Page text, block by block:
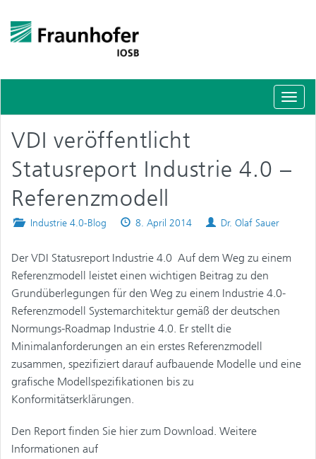
VDI veröffentlicht
Statusreport Industrie 4.0 –
Referenzmodell
Posted
Industrie 4.0-Blog
Published
8. April 2014 Authors
Dr. Olaf Sauer
Der VDI Statusreport Industrie 4.0  Auf dem Weg zu einem
Referenzmodell leistet einen wichtigen Beitrag zu den
Grundüberlegungen für den Weg zu einem Industrie 4.0-
Referenzmodell Systemarchitektur gemäß der deutschen
Normungs-Roadmap Industrie 4.0. Er stellt die
Minimalanforderungen an ein erstes Referenzmodell
zusammen, spezifiziert darauf aufbauende Modelle und eine
grafische Modellspezifikationen bis zu
Konformitätserklärungen.
Den Report finden Sie hier zum Download. Weitere
Informationen auf